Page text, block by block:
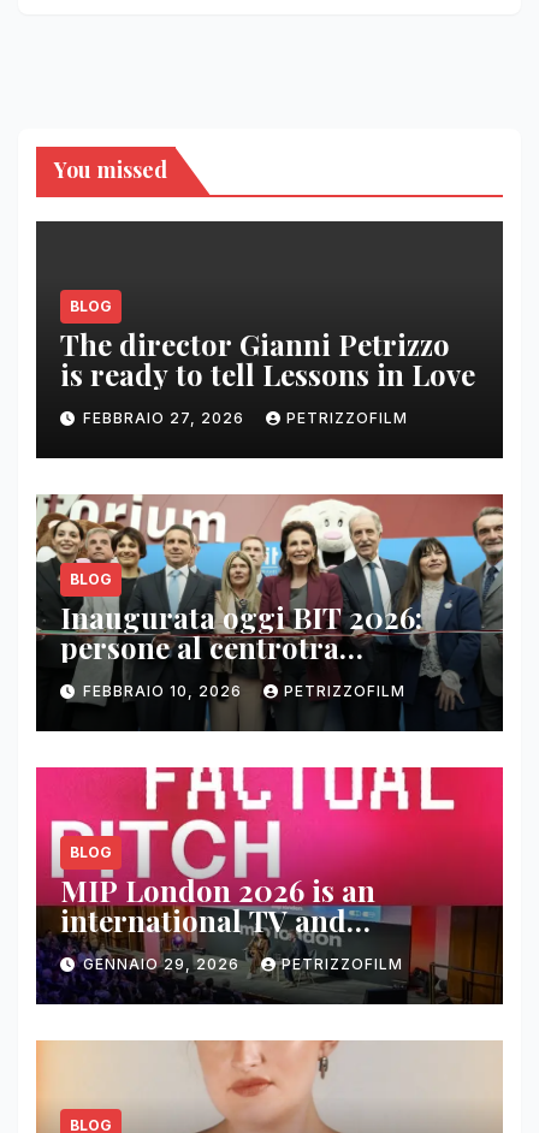
You missed
BLOG
The director Gianni Petrizzo
is ready to tell Lessons in Love
FEBBRAIO 27, 2026 PETRIZZOFILM
BLOG
Inaugurata oggi BIT 2026:
persone al centrotra
contenuti, relazioni e business
FEBBRAIO 10, 2026 PETRIZZOFILM
BLOG
MIP London 2026 is an
international TV and
streaming content market
GENNAIO 29, 2026 PETRIZZOFILM
BLOG